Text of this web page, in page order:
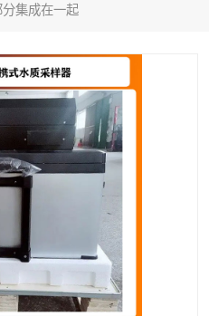
集成在一起
气体检测仪
手持式油烟检测仪
二恶英采集器
LB-8110降水降尘采样器
LB-7035油气回收
大气环境采样器
LB-62便携式烟气分析仪